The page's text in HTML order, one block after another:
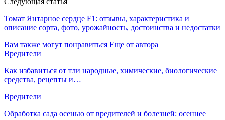
Томат Янтарное сердце F1: отзывы, характеристика и
описание сорта, фото, урожайность, достоинства и недостатки
Вам также могут понравиться Еще от автора
Вредители
Как избавиться от тли народные, химические, биологические
средства, рецепты и…
Вредители
Обработка сада осенью от вредителей и болезней: осеннее